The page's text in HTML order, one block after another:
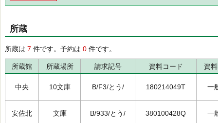
所蔵
所蔵は 7 件です。予約は 0 件です。
所蔵館 所蔵場所 請求記号 資料コード 資
中央 10文庫 B/F3/とう/ 180214049T 一
安佐北 文庫 B/933/とう/ 380100428Q 一